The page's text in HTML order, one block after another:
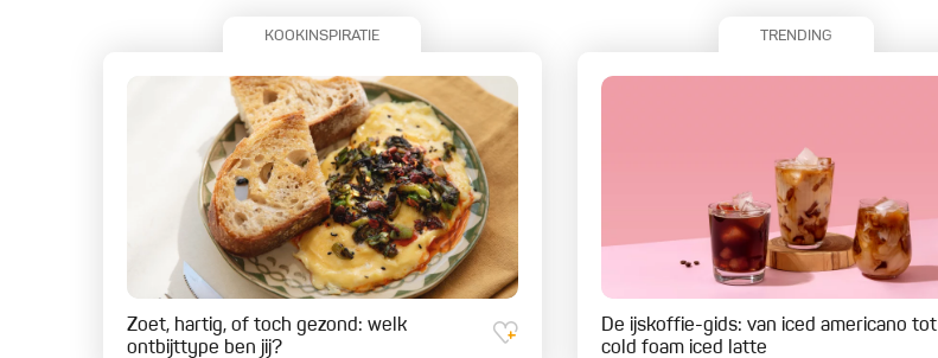
KOOKINSPIRATIE
Zoet, hartig, of toch gezond: welk
ontbijttype ben jij?
TRENDING
De ijskoffie-gids: van iced americano tot
cold foam iced latte